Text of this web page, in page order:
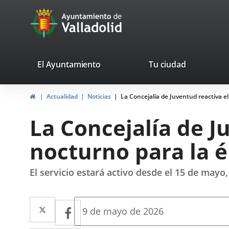
Portal
Web
Ayuntamiento
de
valladolid.es
El Ayuntamiento Tu ciudad
HomeActualidad Noticias La Concejalía de Juventud reactiva
La Concejalía de
nocturno para la
El servicio estará activo desde el 15 de
Twitter
Enlace
a
Facebook
Enlace
Fecha
9 de mayo de 2026